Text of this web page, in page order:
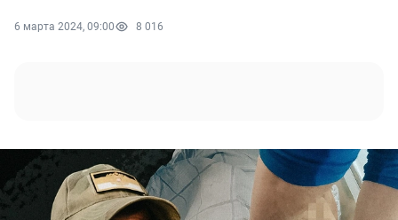
6 марта 2024, 09:00 8 016